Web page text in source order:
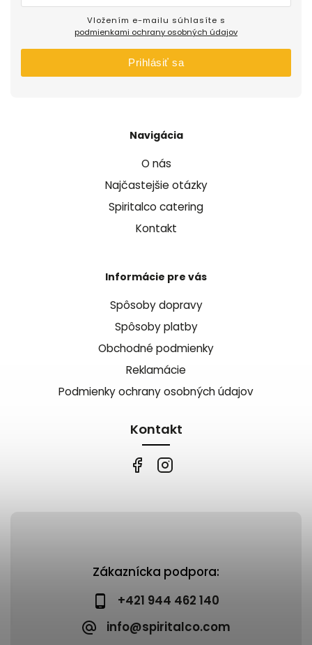
Zákaznícka podpora:
+421 944 462 140
info@spiritalco.com
Navigácia
O nás
Najčastejšie otázky
Spiritalco catering
Kontakt
Informácie pre vás
Spôsoby dopravy
Spôsoby platby
Obchodné podmienky
Reklamácie
Podmienky ochrany osobných údajov
Kontakt
podmienkami ochrany osobných údajov
Prihlásiť sa